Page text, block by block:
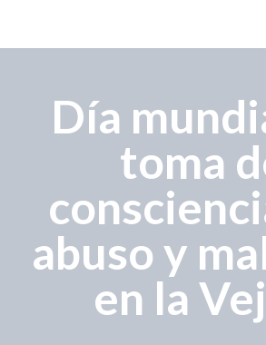
Día
toma
abuso y
en la